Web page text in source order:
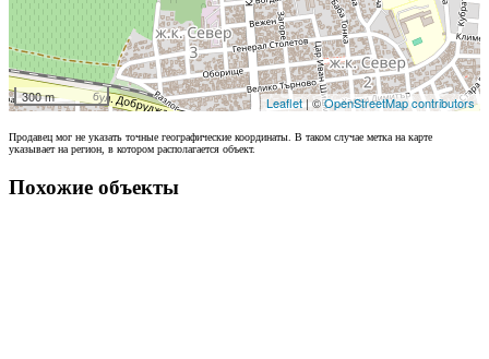
300 m Leaflet| ©OpenStreetMap contributors
Продавец мог не указать точные географические координаты. В таком случае метка на карте
указывает на регион, в котором располагается объект.
Похожие объекты